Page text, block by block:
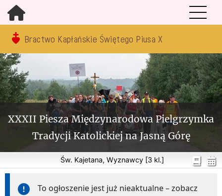
Bractwo Kapłańskie Świętego Piusa X
XXXII Piesza Międzynarodowa Pielgrzymka
Tradycji Katolickiej na Jasną Górę
Św. Kajetana, Wyznawcy [3 kl.]
To ogłoszenie jest już nieaktualne – zobacz